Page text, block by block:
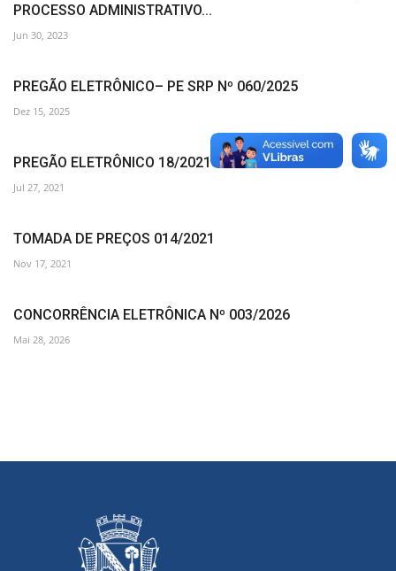
PROCESSO ADMINISTRATIVO...
Jun 30, 2023
PREGÃO ELETRÔNICO– PE SRP Nº 060/2025
Dez 15, 2025
PREGÃO ELETRÔNICO 18/2021
Jul 27, 2021
TOMADA DE PREÇOS 014/2021
Nov 17, 2021
CONCORRÊNCIA ELETRÔNICA Nº 003/2026
Mai 28, 2026